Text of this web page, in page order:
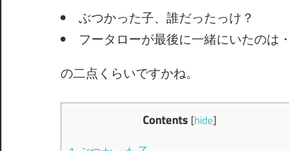
ぶつかった子、誰だったっけ？
フータローが最後に一緒にいたのは
の二点くらいですかね。
Contents [hide]